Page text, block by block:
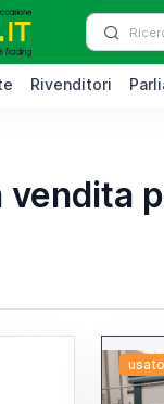
Rivenditori
vendita
usato